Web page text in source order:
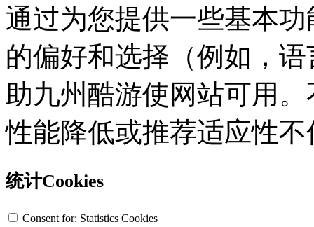
通过为您提供一些基本
的偏好和选择（例如，
助九州酷游使网站可用
性能降低或推荐适应性不
统计Cookies
Consent for: Statistics Cookies